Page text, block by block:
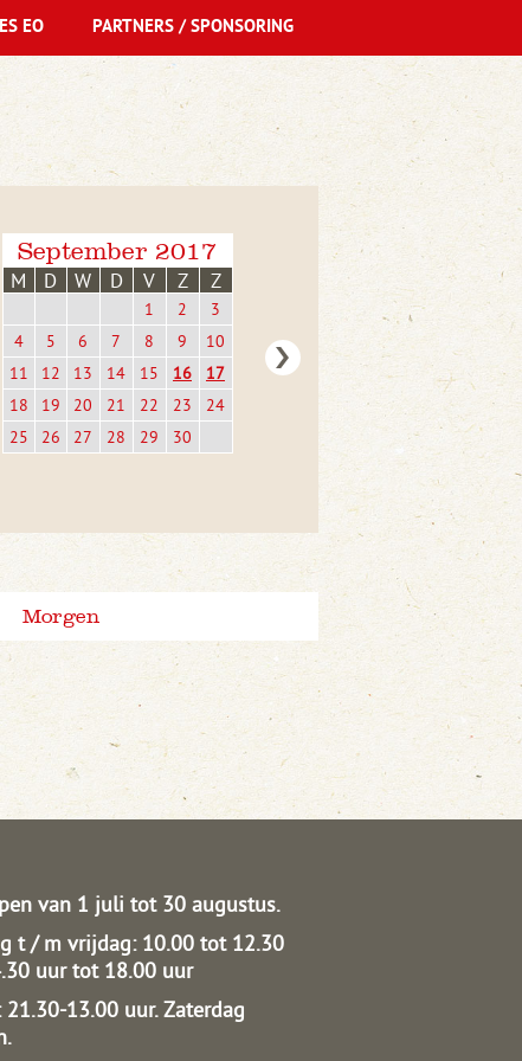
September 2017
M D W D V Z Z
1 2
3
4
5 6 7 8 9
10
11
12 13 14 15 16
17
18
19 20 21 22 23
24
25
26 27 28 29 30
Morgen
EO PARTNERS / SPONSORING
van 1 juli tot 30 augustus.
t / m vrijdag: 10.00 tot 12.30
uur tot 18.00 uur
21.30-13.00 uur.Zaterdag